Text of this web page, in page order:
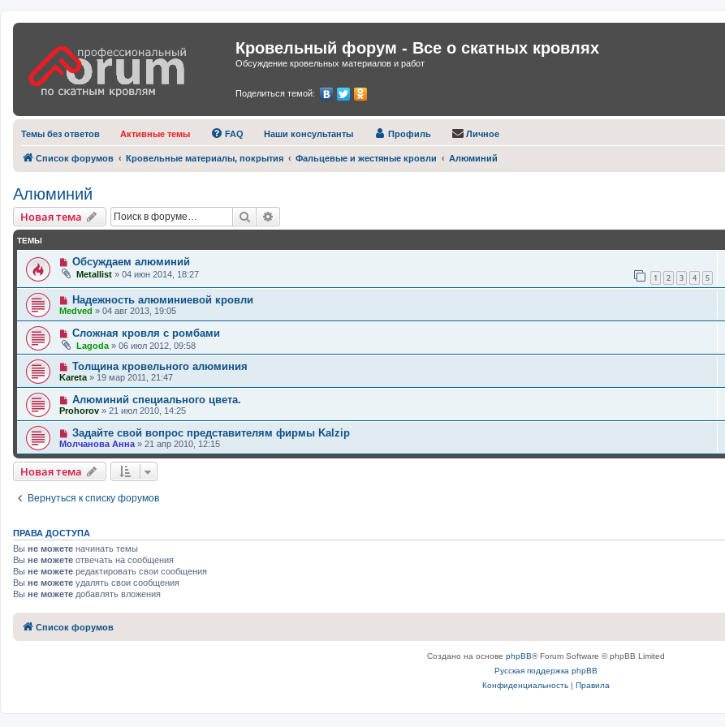
Кровельный форум - Все о скатных кровлях
Обсуждение кровельных материалов и работ
Поделиться темой:
Темы без ответов Активные темы FAQ Наши консультанты Профиль Личное
Список форумов Кровельные материалы, покрытия Фальцевые и жестяные кровли Алюминий
Алюминий
Новая тема Поиск
ТЕМЫ
Обсуждаем алюминий
Metallist » 04 июн 2014, 18:27 1 2 3 4 5
Надежность алюминиевой кровли
Medved » 04 авг 2013, 19:05
Сложная кровля с ромбами
Lagoda » 06 июл 2012, 09:58
Толщина кровельного алюминия
Kareta » 19 мар 2011, 21:47
Алюминий специального цвета.
Prohorov » 21 июл 2010, 14:25
Задайте свой вопрос представителям фирмы Kalzip
Молчанова Анна » 21 апр 2010, 12:15
Новая тема
Вернуться к списку форумов
ПРАВА ДОСТУПА
Вы не можете начинать темы
Вы не можете отвечать на сообщения
Вы не можете редактировать свои сообщения
Вы не можете удалять свои сообщения
Вы не можете добавлять вложения
Список форумов
Создано на основе phpBB® Forum Software © phpBB Limited
Русская поддержка phpBB
Конфиденциальность| Правила